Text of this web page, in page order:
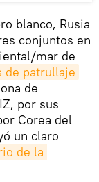
blanco, Rusia
conjuntos en
mar de
de patrullaje
de
por sus
Corea del
un claro
de la